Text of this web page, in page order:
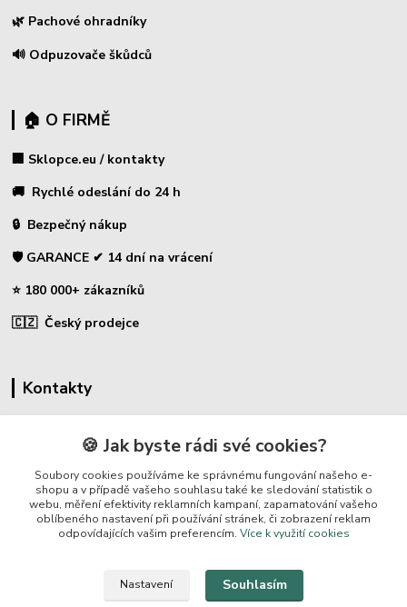
🌿 Pachové ohradníky
🔊 Odpuzovače škůdců
🏠 O FIRMĚ
🏢 Sklopce.eu / kontakty
🚚 Rychlé odeslání do 24 h
🔒 Bezpečný nákup
🛡️ GARANCE ✔ 14 dní na vrácení
⭐ 180 000+ zákazníků
🇨🇿 Český prodejce
Kontakty
🛡️ Zákaznická podpora
📞 728 007 997
⏰ Po-Pá | 7:00 - 13:30 |
info@repulse.cz
🍪 Jak byste rádi své cookies?
Soubory cookies používáme ke správnému fungování našeho e-
shopu a v případě vašeho souhlasu také ke sledování statistik o
webu, měření efektivity reklamních kampaní, zapamatování vašeho
oblíbeného nastavení při používání stránek, či zobrazení reklam
odpovídajících vašim preferencím. Více k využití cookies
Nastavení Souhlasím